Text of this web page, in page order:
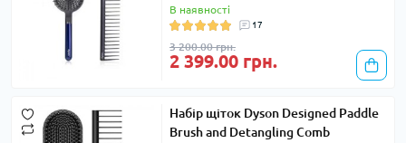
В наявності
17
3 200.00 грн.
2 399.00 грн.
Набір щіток Dyson Designed Paddle
Brush and Detangling Comb